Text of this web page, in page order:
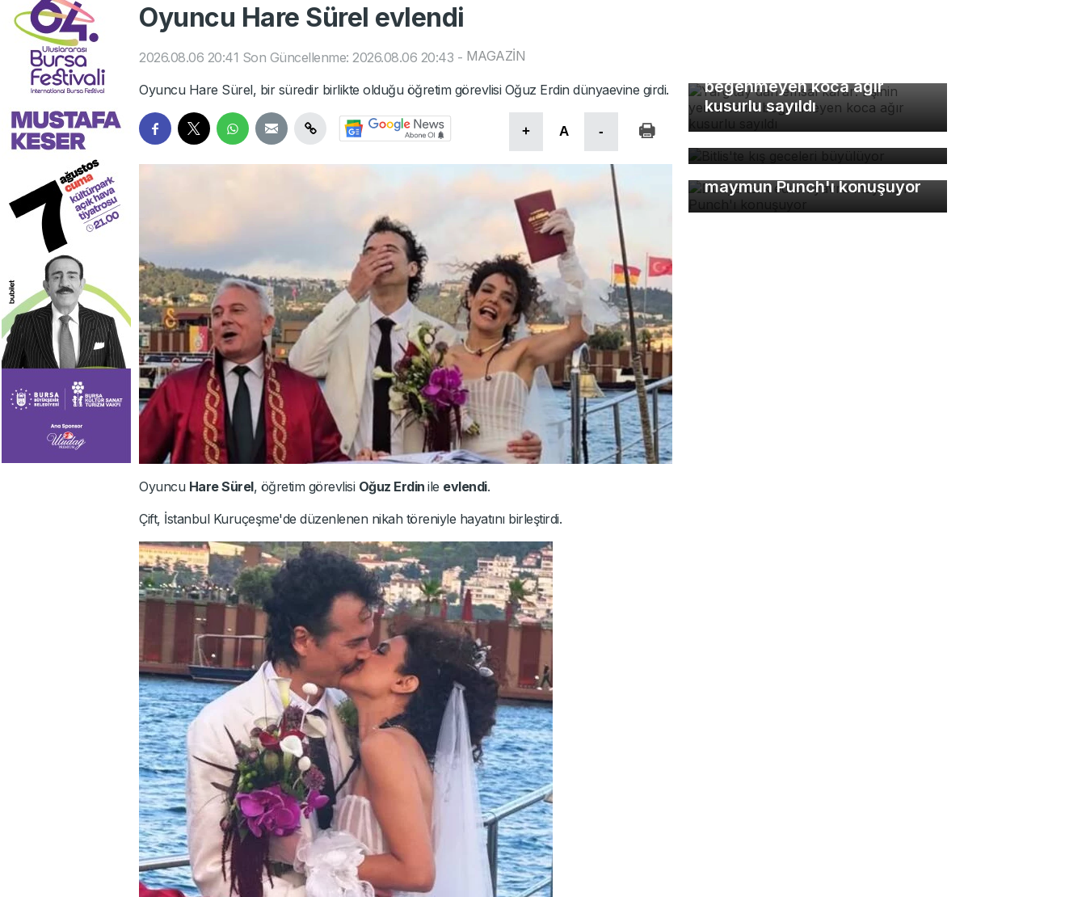
Oyuncu Hare Sürel evlendi
2026.08.06 20:41 Son Güncellenme: 2026.08.06 20:43 - MAGAZİN
Oyuncu Hare Sürel, bir süredir birlikte olduğu öğretim görevlisi Oğuz Erdin dünyaevine girdi.
+ A -
Oyuncu Hare Sürel, öğretim görevlisi Oğuz Erdin ile evlendi.
Çift, İstanbul Kuruçeşme'de düzenlenen nikah töreniyle hayatını birleştirdi.
beğenmeyen koca ağır
kusurlu sayıldı
Bitlis'te kış geceleri
büyülüyor
Dünya terk edilen yavru
maymun Punch'ı konuşuyor